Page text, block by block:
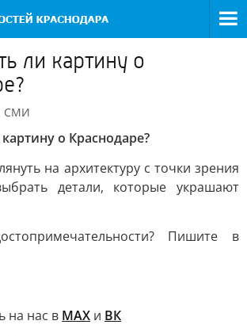
ли картину о
СМИ
о Краснодаре?
на архитектуру с точки зрения
детали, которые украшают
Пишите в
на нас в МАХ и ВК